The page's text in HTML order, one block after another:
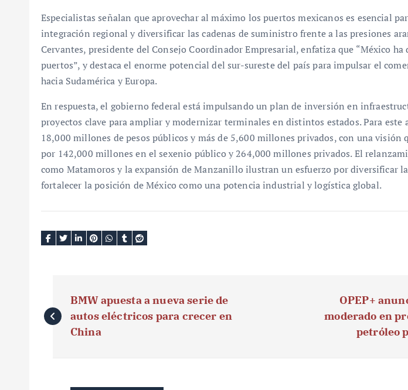
Especialistas señalan que aprovechar al máximo los puertos mexicanos es esencial
integración regional y diversificar las cadenas de suministro frente a las presiones
Cervantes, presidente del Consejo Coordinador Empresarial, enfatiza que “México ha
puertos”, y destaca el enorme potencial del sur-sureste del país para impulsar el
hacia Sudamérica y Europa.
En respuesta, el gobierno federal está impulsando un plan de inversión en
proyectos clave para ampliar y modernizar terminales en distintos estados. Para este
18,000 millones de pesos públicos y más de 5,600 millones privados, con una visión
por 142,000 millones en el sexenio público y 264,000 millones privados. El
como Matamoros y la expansión de Manzanillo ilustran un esfuerzo por diversificar
fortalecer la posición de México como una potencia industrial y logística global.
a
BMW apuesta a nueva serie de
autos eléctricos para crecer en
China
OPEP+
moderado en
petróleo